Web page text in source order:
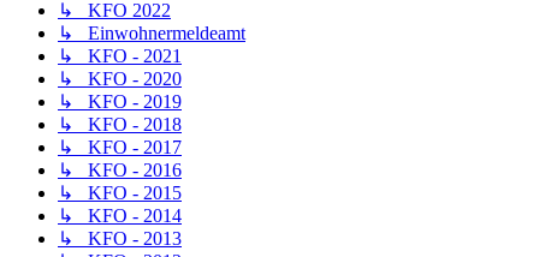
↳ KFO 2022
↳ Einwohnermeldeamt
↳ KFO - 2021
↳ KFO - 2020
↳ KFO - 2019
↳ KFO - 2018
↳ KFO - 2017
↳ KFO - 2016
↳ KFO - 2015
↳ KFO - 2014
↳ KFO - 2013